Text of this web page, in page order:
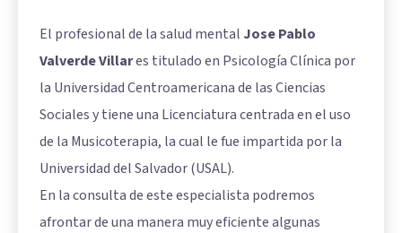
El profesional de la salud mental Jose Pablo
Valverde Villares titulado en Psicología Clínica por
la Universidad Centroamericana de las Ciencias
Sociales y tiene una Licenciatura centrada en el uso
de la Musicoterapia, la cual le fue impartida por la
Universidad del Salvador (USAL).
En la consulta de este especialista podremos
afrontar de una manera muy eficiente algunas